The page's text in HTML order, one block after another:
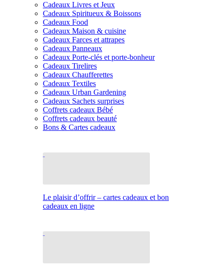
Cadeaux Livres et Jeux
Cadeaux Spiritueux & Boissons
Cadeaux Food
Cadeaux Maison & cuisine
Cadeaux Farces et attrapes
Cadeaux Panneaux
Cadeaux Porte-clés et porte-bonheur
Cadeaux Tirelires
Cadeaux Chaufferettes
Cadeaux Textiles
Cadeaux Urban Gardening
Cadeaux Sachets surprises
Coffrets cadeaux Bébé
Coffrets cadeaux beauté
Bons & Cartes cadeaux
Le plaisir d’offrir – cartes cadeaux et bon
cadeaux en ligne